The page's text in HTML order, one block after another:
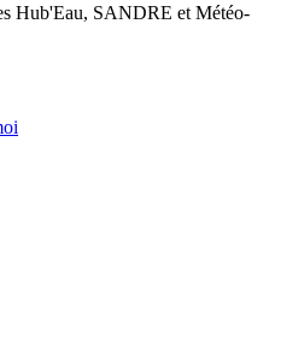
Hub'Eau, SANDRE et Météo-